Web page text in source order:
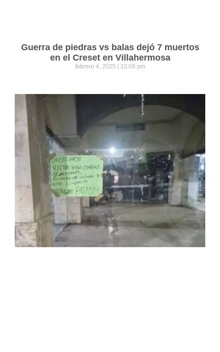
Guerra de piedras vs balas dejó 7 muertos
en el Creset en Villahermosa
febrero 4, 2025 10:06 pm